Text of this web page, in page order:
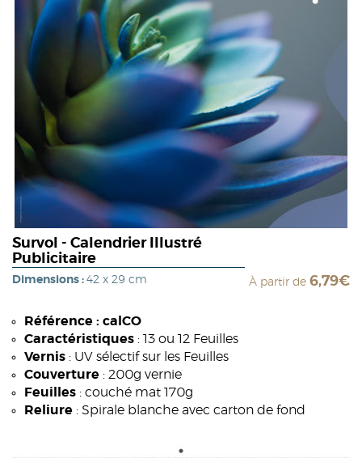
Survol - Calendrier Illustré
Publicitaire
Dimensions : 42 x 29 cm À partir de 6,79€
Référence : calCO
Caractéristiques : 13 ou 12 Feuilles
Vernis : UV sélectif sur les Feuilles
Couverture : 200g vernie
Feuilles : couché mat 170g
Reliure : Spirale blanche avec carton de fond